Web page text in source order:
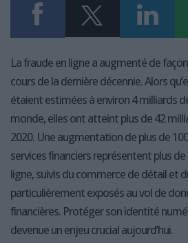
La fraude en ligne a augmenté de
cours de la dernière décennie. Alors
étaient estimées à environ 4 milliards
monde, elles ont atteint plus de 42
2020. Une augmentation de plus de
services financiers représentent plus
ligne, suivis du commerce de détail et
particulièrement exposés au vol de
financières. Protéger son identité
devenue un enjeu crucial aujourd’hui.